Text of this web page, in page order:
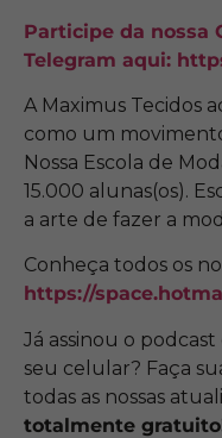
Participe da nossa
Telegram aqui:
A Maximus Tecidos
como um
Nossa Escola de
15.000 alunas(os).
a arte de fazer a
Conheça todos os
https://
Já assinou o podcast
seu celular? Faça
todas as nossas
totalmente